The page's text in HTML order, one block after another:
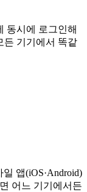
동시에 로그인해
든 기기에서 똑같
앱(iOS·Android)
어느 기기에서든